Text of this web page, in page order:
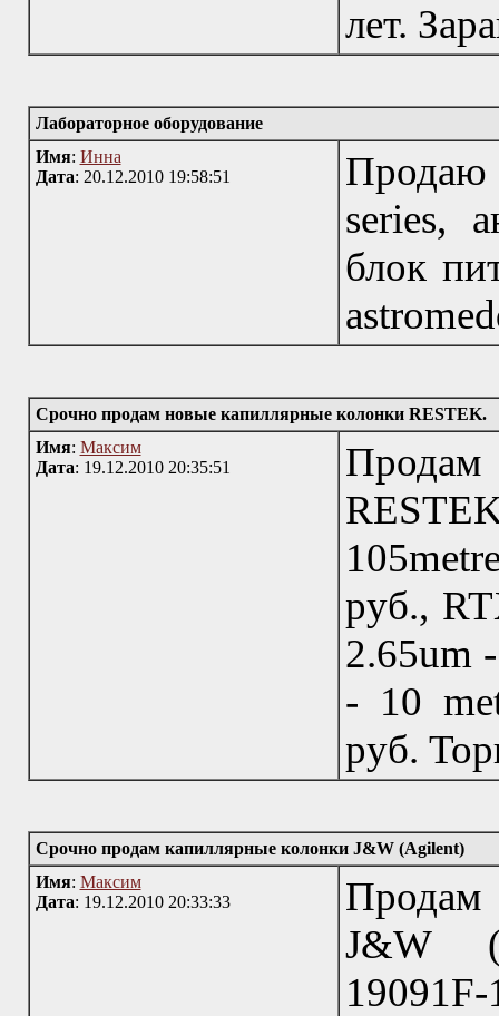
лет.
Лабораторное оборудование
Имя: Инна
Дата: 20.12.2010 19:58:51
series,
блок
Срочно продам новые капиллярные колонки RESTEK.
Имя: Максим
Дата: 19.12.2010 20:35:51
Продам
руб.,
2.65um
- 10
руб.
Срочно продам капиллярные колонки J&W (Agilent)
Имя: Максим
Дата: 19.12.2010 20:33:33
Продам
J&W